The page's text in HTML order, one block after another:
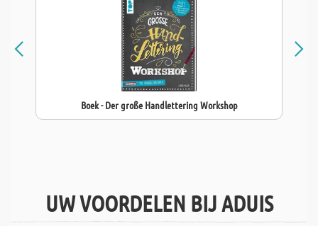
Boek - Der große Handlettering Workshop
UW VOORDELEN BIJ ADUIS